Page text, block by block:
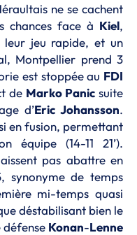
ne se cachent
chances face à Kiel,
leur jeu rapide, et un
Montpellier prend 3
est stoppée au FDI
de Marko Panic suite
d’Eric Johansson.
en fusion, permettant
équipe (14-11 21’).
pas abattre en
synonyme de temps
mi-temps quasi
déstabilisant bien le
défense Konan-Lenne